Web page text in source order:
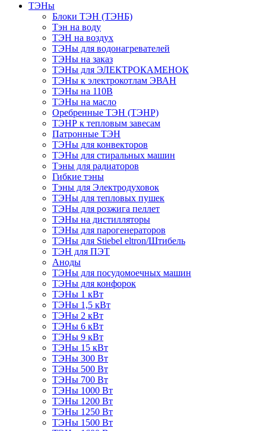
ТЭНы
Блоки ТЭН (ТЭНБ)
Тэн на воду
ТЭН на воздух
ТЭНы для водонагревателей
ТЭНы на заказ
ТЭНы для ЭЛЕКТРОКАМЕНОК
ТЭНы к электрокотлам ЭВАН
ТЭНы на 110В
ТЭНы на масло
Оребренные ТЭН (ТЭНР)
ТЭНР к тепловым завесам
Патронные ТЭН
ТЭНы для конвекторов
ТЭНы для стиральных машин
Тэны для радиаторов
Гибкие тэны
Тэны для Электродуховок
ТЭНы для тепловых пушек
ТЭНы для розжига пеллет
ТЭНы на дистилляторы
ТЭНы для парогенераторов
ТЭНы для Stiebel eltron/Штибель
ТЭН для ПЭТ
Аноды
ТЭНы для посудомоечных машин
ТЭНы для конфорок
ТЭНы 1 кВт
ТЭНы 1,5 кВт
ТЭНы 2 кВт
ТЭНы 6 кВт
ТЭНы 9 кВт
ТЭНы 15 кВт
ТЭНы 300 Вт
ТЭНы 500 Вт
ТЭНы 700 Вт
ТЭНы 1000 Вт
ТЭНы 1200 Вт
ТЭНы 1250 Вт
ТЭНы 1500 Вт